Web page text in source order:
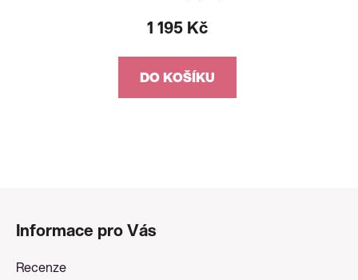
7392Y66
1 195 Kč
DO KOŠÍKU
Informace pro Vás
Recenze